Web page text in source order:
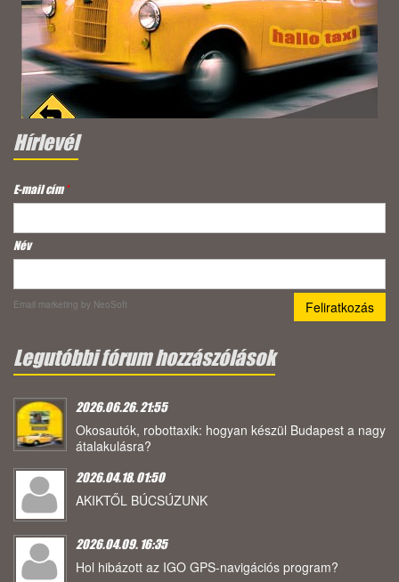
Hírlevél
E-mail cím*
Név
Email marketing by NeoSoft
Legutóbbi fórum hozzászólások
2026.06.26. 21:55
Okosautók, robottaxik: hogyan készül Budapest a nagy
átalakulásra?
2026.04.18. 01:50
AKIKTŐL BÚCSÚZUNK
2026.04.09. 16:35
Hol hibázott az IGO GPS-navigációs program?